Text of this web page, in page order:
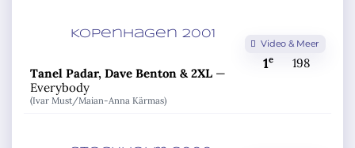
Kopenhagen 2001
Tanel Padar, Dave Benton & 2XL—
Everybody
(Ivar Must/Maian-Anna Kärmas)
Video & Meer
1e 198